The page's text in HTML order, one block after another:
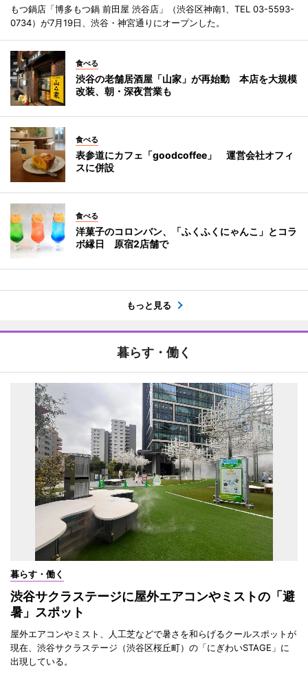
もつ鍋店「博多もつ鍋 前田屋 渋谷店」（渋谷区神南1、TEL 03-5593-
0734）が7月19日、渋谷・神宮通りにオープンした。
食べる
渋谷の老舗居酒屋「山家」が再始動 本店を大規模
改装、朝・深夜営業も
食べる
表参道にカフェ「goodcoffee」 運営会社オフィ
スに併設
食べる
洋菓子のコロンバン、「ふくふくにゃんこ」とコラ
ボ縁日 原宿2店舗で
もっと見る
暮らす・働く
暮らす・働く
渋谷サクラステージに屋外エアコンやミストの「避
暑」スポット
屋外エアコンやミスト、人工芝などで暑さを和らげるクールスポットが
現在、渋谷サクラステージ（渋谷区桜丘町）の「にぎわいSTAGE」に
出現している。